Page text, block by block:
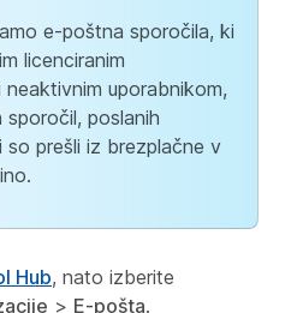
e-poštna sporočila, ki
licenciranim
neaktivnim uporabnikom,
poslanih
so prešli iz brezplačne v
Hub, nato izberite
> E-pošta.